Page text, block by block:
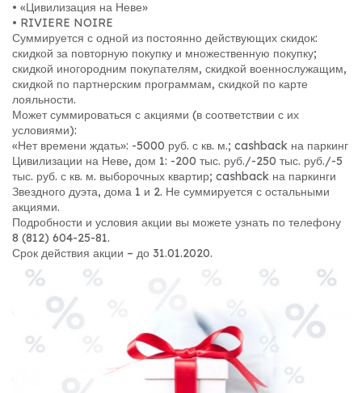
• «Цивилизация на Неве»
• RIVIERE NOIRE
Суммируется с одной из постоянно действующих скидок:
скидкой за повторную покупку и множественную покупку;
скидкой иногородним покупателям, скидкой военнослужащим,
скидкой по партнерским программам, скидкой по карте
лояльности.
Может суммироваться с акциями (в соответствии с их
условиями):
«Нет времени ждать»: -5000 руб. с кв. м.; cashback на паркинг
Цивилизации на Неве, дом 1: -200 тыс. руб./-250 тыс. руб./-5
тыс. руб. с кв. м. выборочных квартир; cashback на паркинги
Звездного дуэта, дома 1 и 2. Не суммируется с остальными
акциями.
Подробности и условия акции вы можете узнать по телефону
8 (812) 604-25-81.
Срок действия акции – до 31.01.2020.